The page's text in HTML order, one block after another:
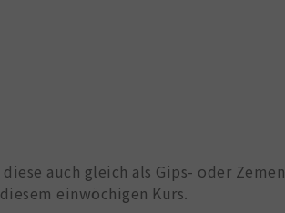
auch gleich als Gips- oder
einwöchigen Kurs.